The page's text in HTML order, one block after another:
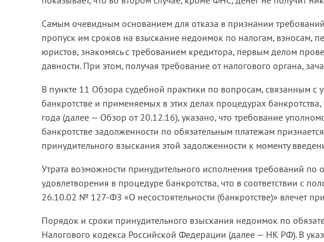
Самым очевидным основанием для отказа в признании
пропуск им сроков на взыскание недоимок по налогам, взносам,
юристов, знакомясь с требованием кредитора, первым делом
давности. При этом, получая требование от налогового органа,
В пункте 11 Обзора судебной практики по вопросам, связанным с
банкротстве и применяемых в этих делах процедурах
года (далее — Обзор от 20.12.16), указано, что требование
банкротстве задолженности по обязательным платежам
принудительного взыскания этой задолженности к моменту
Утрата возможности принудительного исполнения требований
удовлетворения в процедуре банкротства, что в соответствии с
26.10.02 № 127-ФЗ «О несостоятельности (банкротстве)» влечет
Порядок и сроки принудительного взыскания недоимок по
Налогового кодекса Российской Федерации (далее — НК РФ). В